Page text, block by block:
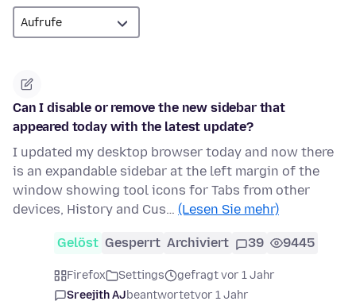
Can I disable or remove the new sidebar that
appeared today with the latest update?
I updated my desktop browser today and now there
is an expandable sidebar at the left margin of the
window showing tool icons for Tabs from other
devices, History and Cus… (Lesen Sie mehr)
Gelöst Gesperrt Archiviert 39 9445
Firefox Settings
gefragt vor 1 Jahr
Sreejith AJbeantwortetvor 1 Jahr